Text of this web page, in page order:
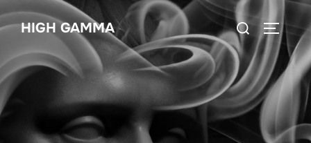
Zum
Inhalt
springen
HIGH GAMMA
Suchen
nach: